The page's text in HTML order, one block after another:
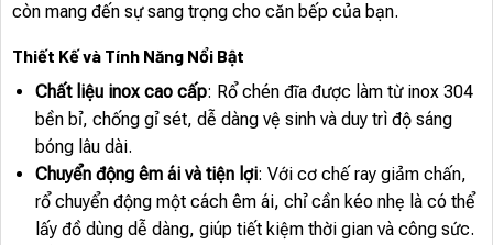
còn mang đến sự sang trọng cho căn bếp của bạn.
Thiết Kế và Tính Năng Nổi Bật
Chất liệu inox cao cấp: Rổ chén đĩa được làm từ inox 304
bền bỉ, chống gỉ sét, dễ dàng vệ sinh và duy trì độ sáng
bóng lâu dài.
Chuyển động êm ái và tiện lợi: Với cơ chế ray giảm chấn,
rổ chuyển động một cách êm ái, chỉ cần kéo nhẹ là có thể
lấy đồ dùng dễ dàng, giúp tiết kiệm thời gian và công sức.